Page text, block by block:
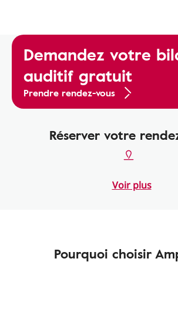
Demandez votre
auditif gratuit
Prendre rendez-vous
Réserver votre
Voir plus
Pourquoi choisir